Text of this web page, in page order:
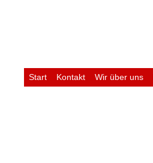
Start Kontakt Wir über uns